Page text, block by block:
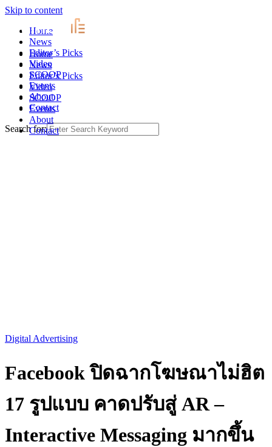
Skip to content
Home
News
Editor’s Picks
Video
SCOOP
Events
About
Contact
Home
News
Editor’s Picks
Video
SCOOP
Events
About
Contact
Search for:
Digital Advertising
Facebook ปิดฉากโฆษณาไม่ฮิต
17 รูปแบบ คาดปรับสู่ AR –
Interactive Messaging มากขึ้น